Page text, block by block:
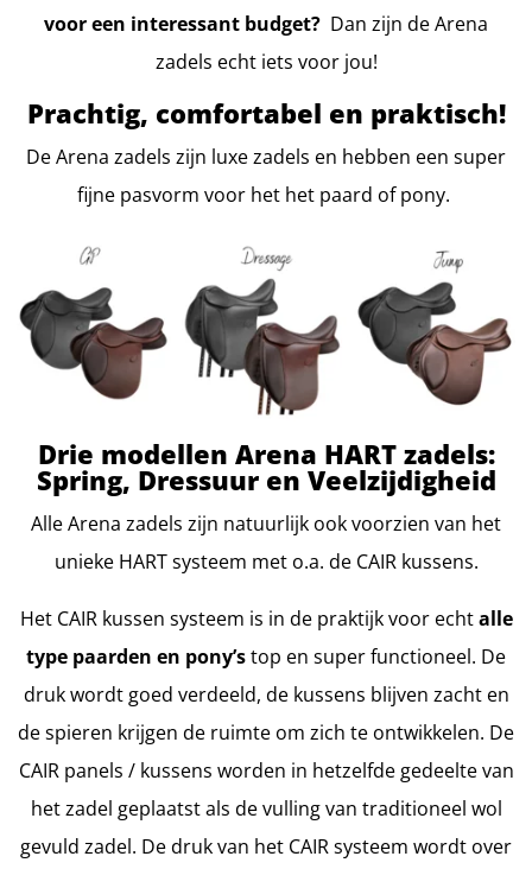
voor een interessant budget? Dan zijn de Arena
zadels echt iets voor jou!
Prachtig, comfortabel en praktisch!
De Arena zadels zijn luxe zadels en hebben een super
fijne pasvorm voor het het paard of pony.
Drie modellen Arena HART zadels:
Spring, Dressuur en Veelzijdigheid
Alle Arena zadels zijn natuurlijk ook voorzien van het
unieke HART systeem met o.a. de CAIR kussens.
Het CAIR kussen systeem is in de praktijk voor echtalle
type paarden en pony’stop en super functioneel. De
druk wordt goed verdeeld, de kussens blijven zacht en
de spieren krijgen de ruimte om zich te ontwikkelen. De
CAIR panels / kussens worden in hetzelfde gedeelte van
het zadel geplaatst als de vulling van traditioneel wol
gevuld zadel. De druk van het CAIR systeem wordt over